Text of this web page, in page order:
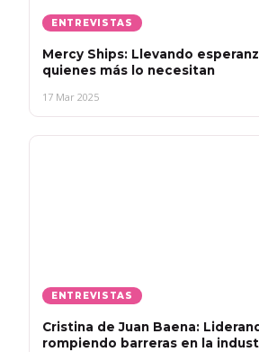
ENTREVISTAS
Mercy Ships: Llevando
quienes más lo necesitan
17 Mar 2025
ENTREVISTAS
Cristina de Juan Baena:
rompiendo barreras en la